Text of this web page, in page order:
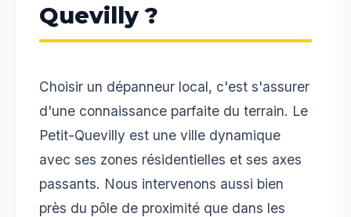
Quevilly ?
Choisir un dépanneur local, c'est s'assurer
d'une connaissance parfaite du terrain. Le
Petit-Quevilly est une ville dynamique
avec ses zones résidentielles et ses axes
passants. Nous intervenons aussi bien
près du pôle de proximité que dans les